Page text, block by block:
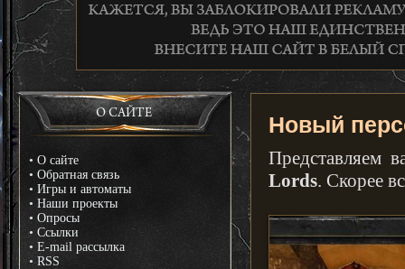
О САЙТЕ
• О сайте
• Обратная связь
• Игры и автоматы
• Наши проекты
• Опросы
• Ссылки
• E-mail рассылка
• RSS
Новый
Представляем
Lords. Скорее